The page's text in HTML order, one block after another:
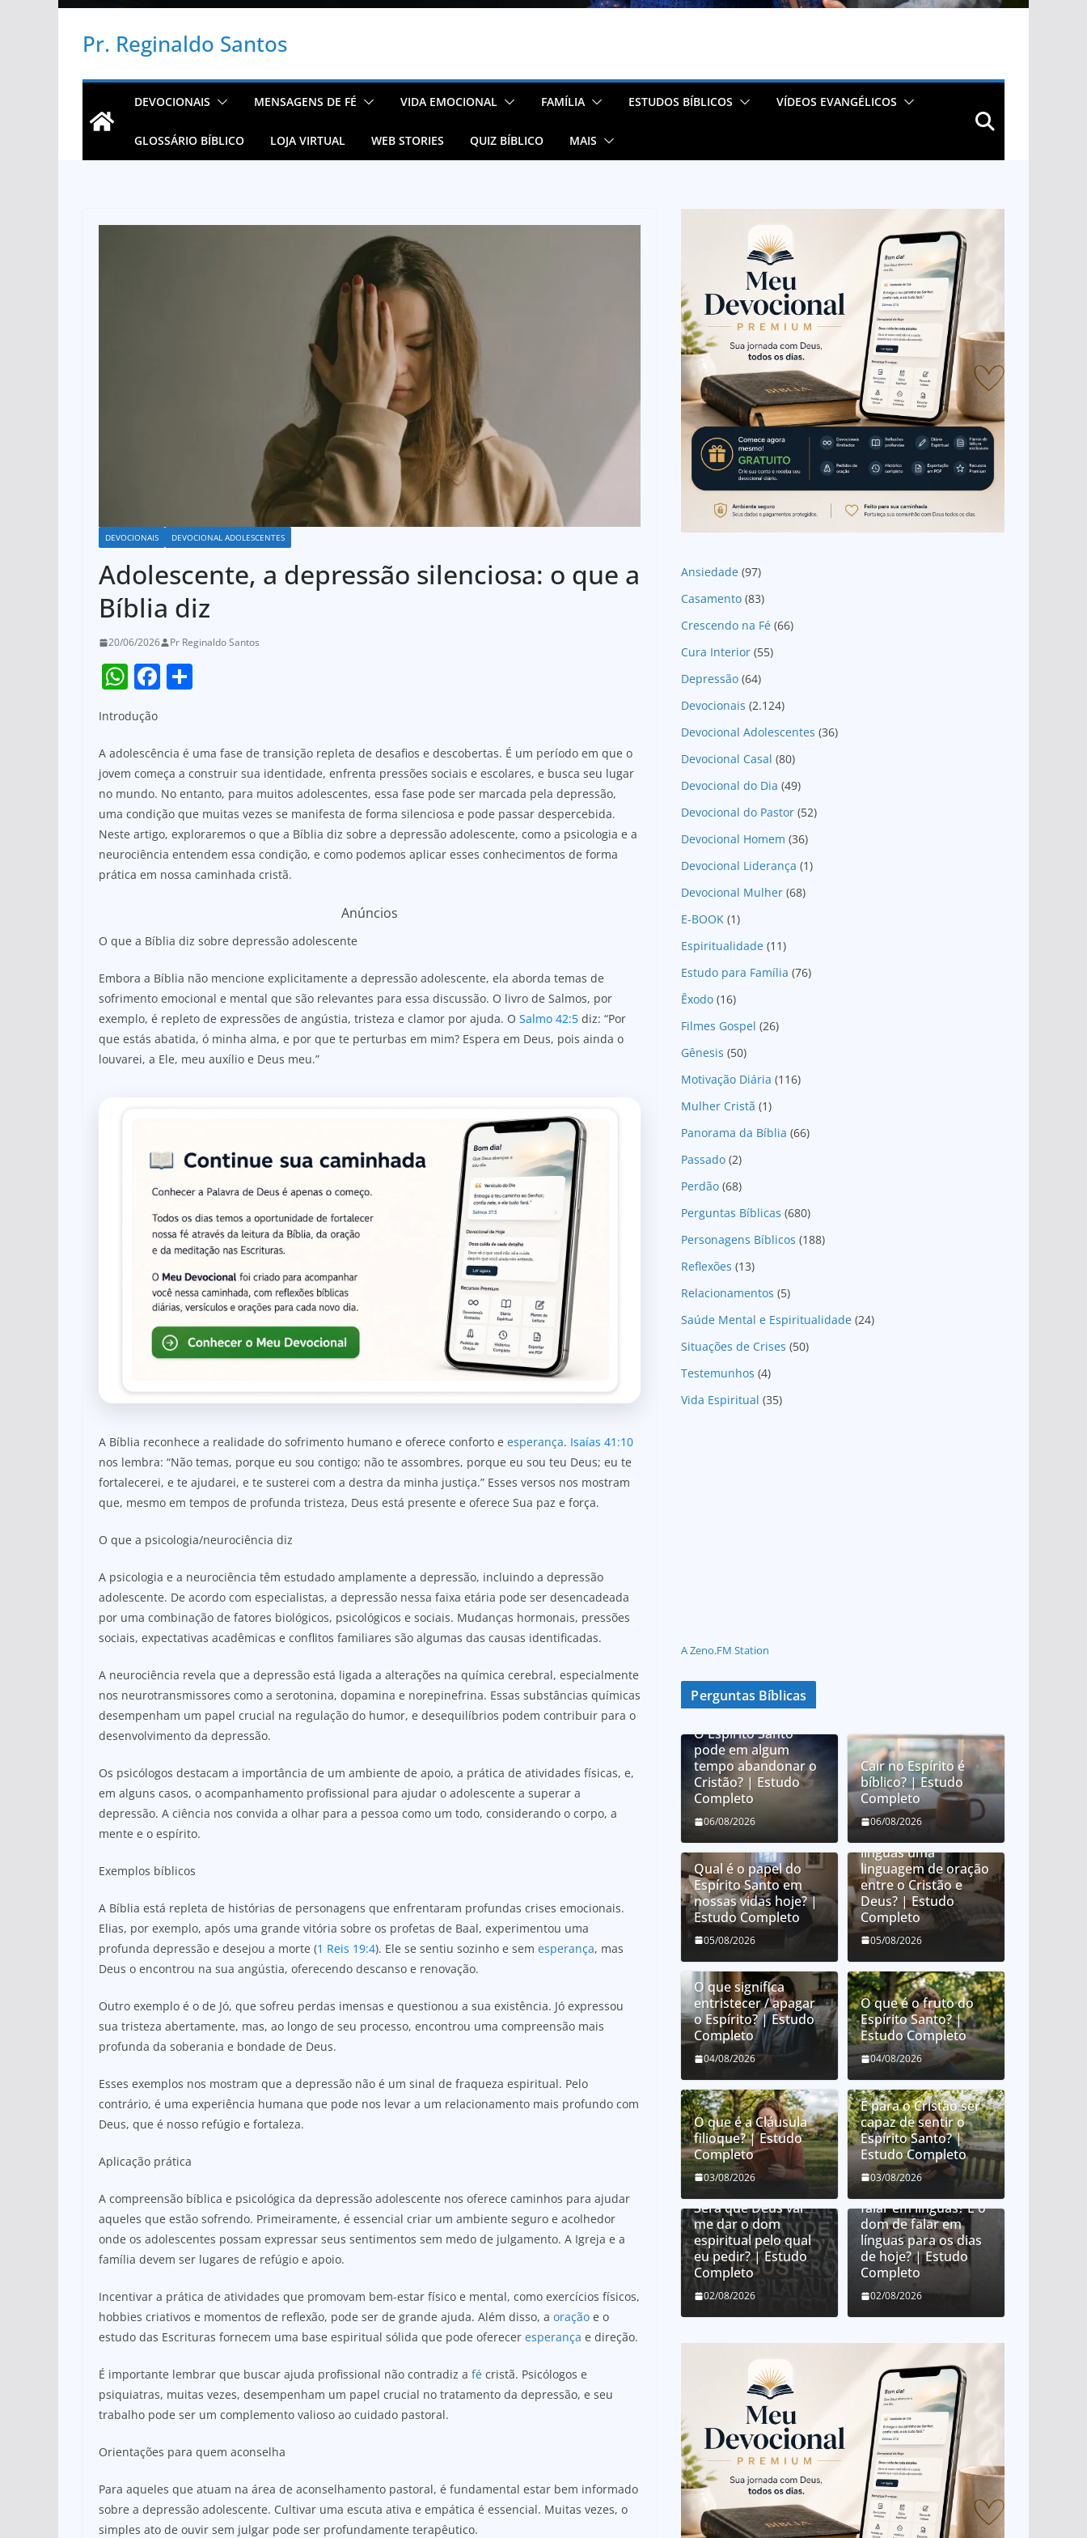
Pr. Reginaldo Santos
DEVOCIONAIS MENSAGENS DE FÉ VIDA EMOCIONAL FAMÍLIA ESTUDOS BÍBLICOS VÍDEOS EVANGÉLICOS
GLOSSÁRIO BÍBLICO LOJA VIRTUAL WEB STORIES QUIZ BÍBLICO MAIS
DEVOCIONAIS DEVOCIONAL ADOLESCENTES
Adolescente, a depressão silenciosa: o que a
Bíblia diz
20/06/2026 Pr Reginaldo Santos
W
h
at
s
A
p
p
F
e
b
o
o
k
e
Introdução
A adolescência é uma fase de transição repleta de desafios e descobertas. É um período em que o
jovem começa a construir sua identidade, enfrenta pressões sociais e escolares, e busca seu lugar
no mundo. No entanto, para muitos adolescentes, essa fase pode ser marcada pela depressão,
uma condição que muitas vezes se manifesta de forma silenciosa e pode passar despercebida.
Neste artigo, exploraremos o que a Bíblia diz sobre a depressão adolescente, como a psicologia e a
neurociência entendem essa condição, e como podemos aplicar esses conhecimentos de forma
prática em nossa caminhada cristã.
Anúncios
O que a Bíblia diz sobre depressão adolescente
Embora a Bíblia não mencione explicitamente a depressão adolescente, ela aborda temas de
sofrimento emocional e mental que são relevantes para essa discussão. O livro de Salmos, por
exemplo, é repleto de expressões de angústia, tristeza e clamor por ajuda. O Salmo 42:5 diz: “Por
que estás abatida, ó minha alma, e por que te perturbas em mim? Espera em Deus, pois ainda o
louvarei, a Ele, meu auxílio e Deus meu.”
A Bíblia reconhece a realidade do sofrimento humano e oferece conforto e esperança. Isaías 41:10
nos lembra: “Não temas, porque eu sou contigo; não te assombres, porque eu sou teu Deus; eu te
fortalecerei, e te ajudarei, e te susterei com a destra da minha justiça.” Esses versos nos mostram
que, mesmo em tempos de profunda tristeza, Deus está presente e oferece Sua paz e força.
O que a psicologia/neurociência diz
A psicologia e a neurociência têm estudado amplamente a depressão, incluindo a depressão
adolescente. De acordo com especialistas, a depressão nessa faixa etária pode ser desencadeada
por uma combinação de fatores biológicos, psicológicos e sociais. Mudanças hormonais, pressões
sociais, expectativas acadêmicas e conflitos familiares são algumas das causas identificadas.
A neurociência revela que a depressão está ligada a alterações na química cerebral, especialmente
nos neurotransmissores como a serotonina, dopamina e norepinefrina. Essas substâncias químicas
desempenham um papel crucial na regulação do humor, e desequilíbrios podem contribuir para o
desenvolvimento da depressão.
Os psicólogos destacam a importância de um ambiente de apoio, a prática de atividades físicas, e,
em alguns casos, o acompanhamento profissional para ajudar o adolescente a superar a
depressão. A ciência nos convida a olhar para a pessoa como um todo, considerando o corpo, a
mente e o espírito.
Exemplos bíblicos
A Bíblia está repleta de histórias de personagens que enfrentaram profundas crises emocionais.
Elias, por exemplo, após uma grande vitória sobre os profetas de Baal, experimentou uma
profunda depressão e desejou a morte (1 Reis 19:4). Ele se sentiu sozinho e sem esperança, mas
Deus o encontrou na sua angústia, oferecendo descanso e renovação.
Outro exemplo é o de Jó, que sofreu perdas imensas e questionou a sua existência. Jó expressou
sua tristeza abertamente, mas, ao longo de seu processo, encontrou uma compreensão mais
profunda da soberania e bondade de Deus.
Esses exemplos nos mostram que a depressão não é um sinal de fraqueza espiritual. Pelo
contrário, é uma experiência humana que pode nos levar a um relacionamento mais profundo com
Deus, que é nosso refúgio e fortaleza.
Aplicação prática
A compreensão bíblica e psicológica da depressão adolescente nos oferece caminhos para ajudar
aqueles que estão sofrendo. Primeiramente, é essencial criar um ambiente seguro e acolhedor
onde os adolescentes possam expressar seus sentimentos sem medo de julgamento. A Igreja e a
família devem ser lugares de refúgio e apoio.
Incentivar a prática de atividades que promovam bem-estar físico e mental, como exercícios físicos,
hobbies criativos e momentos de reflexão, pode ser de grande ajuda. Além disso, a oração e o
estudo das Escrituras fornecem uma base espiritual sólida que pode oferecer esperança e direção.
É importante lembrar que buscar ajuda profissional não contradiz a fé cristã. Psicólogos e
psiquiatras, muitas vezes, desempenham um papel crucial no tratamento da depressão, e seu
trabalho pode ser um complemento valioso ao cuidado pastoral.
Orientações para quem aconselha
Para aqueles que atuam na área de aconselhamento pastoral, é fundamental estar bem informado
sobre a depressão adolescente. Cultivar uma escuta ativa e empática é essencial. Muitas vezes, o
simples ato de ouvir sem julgar pode ser profundamente terapêutico.
Ansiedade (97)
Casamento (83)
Crescendo na Fé (66)
Cura Interior (55)
Depressão (64)
Devocionais (2.124)
Devocional Adolescentes (36)
Devocional Casal (80)
Devocional do Dia (49)
Devocional do Pastor (52)
Devocional Homem (36)
Devocional Liderança (1)
Devocional Mulher (68)
E-BOOK (1)
Espiritualidade (11)
Estudo para Família (76)
Êxodo (16)
Filmes Gospel (26)
Gênesis (50)
Motivação Diária (116)
Mulher Cristã (1)
Panorama da Bíblia (66)
Passado (2)
Perdão (68)
Perguntas Bíblicas (680)
Personagens Bíblicos (188)
Reflexões (13)
Relacionamentos (5)
Saúde Mental e Espiritualidade (24)
Situações de Crises (50)
Testemunhos (4)
Vida Espiritual (35)
A Zeno.FM Station
Perguntas Bíblicas
O Espírito Santo
pode em algum
tempo abandonar o
Cristão? | Estudo
Completo
06/08/2026
Cair no Espírito é
bíblico? | Estudo
Completo
06/08/2026
Qual é o papel do
Espírito Santo em
nossas vidas hoje? |
Estudo Completo
05/08/2026
O que é orar em
línguas uma
linguagem de oração
entre o Cristão e
Deus? | Estudo
Completo
05/08/2026
O que significa
entristecer / apagar
o Espírito? | Estudo
Completo
04/08/2026
O que é o fruto do
Espírito Santo? |
Estudo Completo
04/08/2026
O que é a Cláusula
filioque? | Estudo
Completo
03/08/2026
É para o Cristão ser
capaz de sentir o
Espírito Santo? |
Estudo Completo
03/08/2026
Como Deus distribui
Será que Deus vai
me dar o dom
espiritual pelo qual
eu pedir? | Estudo
Completo
02/08/2026
falar em línguas? É o
dom de falar em
línguas para os dias
de hoje? | Estudo
Completo
02/08/2026